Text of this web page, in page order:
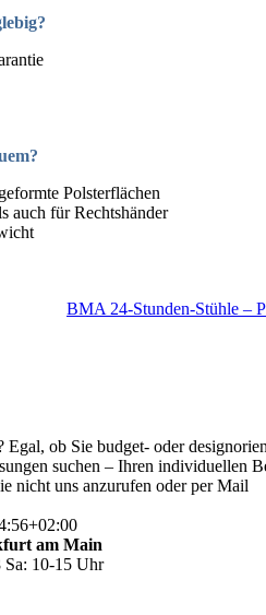
Polsterflächen
auch für Rechtshänder
BMA 24-Stunden-Stühle –
Egal, ob Sie budget- oder
suchen – Ihren individuellen
nicht uns anzurufen oder per Mail
am Main
10-15 Uhr